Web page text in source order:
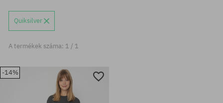
Quiksilver
A termékek száma: 1 / 1
-14%